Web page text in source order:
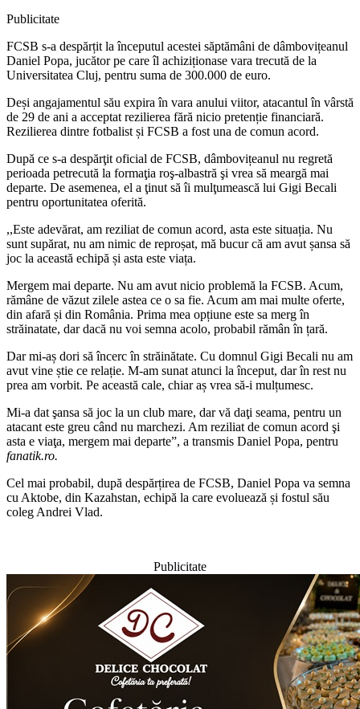
Publicitate
FCSB s-a despărțit la începutul acestei săptămâni de dâmbovițeanul
Daniel Popa, jucător pe care îl achiziționase vara trecută de la
Universitatea Cluj, pentru suma de 300.000 de euro.
Deși angajamentul său expira în vara anului viitor, atacantul în vârstă
de 29 de ani a acceptat rezilierea fără nicio pretenție financiară.
Rezilierea dintre fotbalist și FCSB a fost una de comun acord.
După ce s-a despărţit oficial de FCSB, dâmbovițeanul nu regretă
perioada petrecută la formaţia roş-albastră şi vrea să meargă mai
departe. De asemenea, el a ţinut să îi mulţumească lui Gigi Becali
pentru oportunitatea oferită.
,,Este adevărat, am reziliat de comun acord, asta este situația. Nu
sunt supărat, nu am nimic de reproșat, mă bucur că am avut șansa să
joc la această echipă și asta este viața.
Mergem mai departe. Nu am avut nicio problemă la FCSB. Acum,
rămâne de văzut zilele astea ce o sa fie. Acum am mai multe oferte,
din afară și din România. Prima mea opțiune este sa merg în
străinatate, dar dacă nu voi semna acolo, probabil rămân în țară.
Dar mi-aș dori să încerc în străinătate. Cu domnul Gigi Becali nu am
avut vine știe ce relație. M-am sunat atunci la început, dar în rest nu
prea am vorbit. Pe această cale, chiar aș vrea să-i mulțumesc.
Mi-a dat şansa să joc la un club mare, dar vă daţi seama, pentru un
atacant este greu când nu marchezi. Am reziliat de comun acord şi
asta e viaţa, mergem mai departe”, a transmis Daniel Popa, pentru
fanatik.ro.
Cel mai probabil, după despărțirea de FCSB, Daniel Popa va semna
cu Aktobe, din Kazahstan, echipă la care evoluează și fostul său
coleg Andrei Vlad.
Publicitate